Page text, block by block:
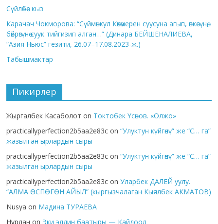
Сүйлөбөс кыз
Карачач Чокморова: “Сүймөнкул Көкөмерен суусуна агып, өпкөсүнө,
бөйрөгүнө суук тийгизип алган…” (Динара БЕЙШЕНАЛИЕВА,
“Азия Ньюс” гезити, 26.07–17.08.2023-ж.)
Табышмактар
Пикирлер
Жыргалбек Касаболот on Токтобек Үсөнов. «Олжо»
practicallyperfection2b5aa2e83c on“Улуктун күйгөнү” же “С… га”
жазылган ырлардын сыры
practicallyperfection2b5aa2e83c on“Улуктун күйгөнү” же “С… га”
жазылган ырлардын сыры
practicallyperfection2b5aa2e83c onУларбек ДАЛЕЙ уулу.
“АЛМА ӨСПӨГӨН АЙЫЛ” (кыргызчалаган Кыялбек АКМАТОВ)
Nusya on Мадина ТУРАЕВА
Нұрлан on Эки элдин баатыры — Кайдоол